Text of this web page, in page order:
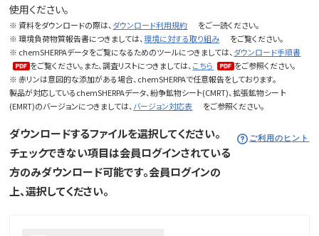
使用ください。
※ 資料をダウンロードの際は、 ダウンロード利用規約
をご一読ください。
※ 環境負荷物質報告書につきましては、環境に対する取り組み
をご覧ください。
※ chemSHERPAデータをご覧になるためのツールにつきましては、 ダウンロード手順書
をご覧ください。また、調査リストにつきましては、 こちら
をご参照ください。
※ 赤リンは意図的な添加がある場合、chemSHERPAで任意報告をしております。
製品が対応しているchemSHERPAデータ、紛争鉱物シート(CMRT)、拡張鉱物シー ト
(EMRT)のバージョンにつきましては、 バージョン対応表 をご参照ください。
ダウンロードするファイルを選択してください。
チェックできない項目は会員ログインされている
方のみダウンロード可能です。会員ログインの
上、選択してください。
ご利用のヒント